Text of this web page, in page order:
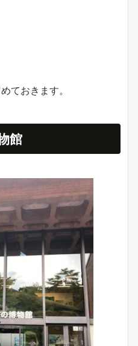
ておきます。
館